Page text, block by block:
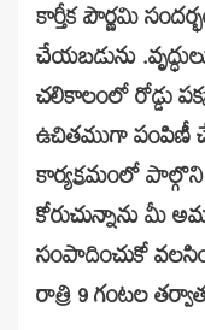
కార్తీక పౌర్ణమి
చేయబడును
చలికాలంలో రోడ్డు
ఉచితముగా పంపిణీ
కార్యక్రమంలో
కోరుచున్నాను మీ
సంపాదించుకో
రాత్రి 9 గంటల